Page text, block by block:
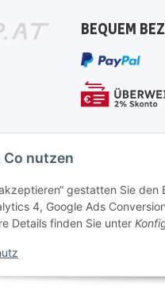
BEQUEM
Co nutzen
gestatten Sie
4, Google Ads
Details finden Sie unter